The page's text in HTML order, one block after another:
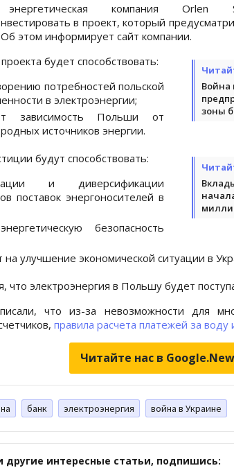
энергетическая компания
в проект, который
этом информирует сайт компании.
Война
зоны
будет способствовать:
потребностей польской
в электроэнергии;
зависимость Польши от
источников энергии.
будут способствовать:
и диверсификации
поставок энергоносителей в
безопасность
на улучшение экономической ситуации в
что электроэнергия в Польшу будет
что из-за невозможности для
правила расчета платежей за
Читайте нас в
банк электроэнергия война в Украине
другие интересные статьи, подпишись: